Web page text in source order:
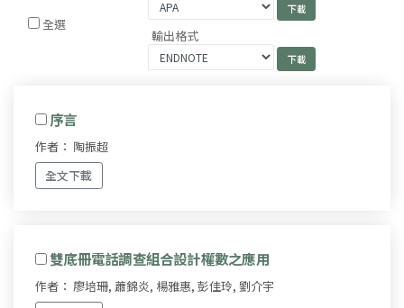
全選
輸出格式
序言
作者： 陶振超
全文下載
雙底冊電話調查組合設計權數之應用
作者： 廖培珊, 蕭錦炎, 楊雅惠, 彭佳玲, 劉介宇